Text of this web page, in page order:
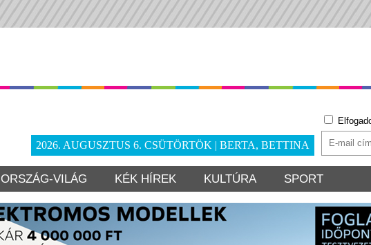
2026. AUGUSZTUS 6. CSÜTÖRTÖK | BERTA, BETTINA
ORSZÁG-VILÁG KÉK HÍREK KULTÚRA SPORT